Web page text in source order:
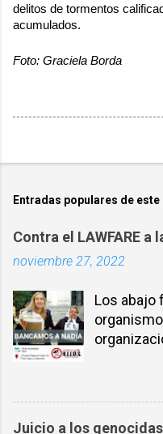
delitos de tormentos
acumulados.
Foto: Graciela Borda
Entradas populares de este
Contra el LAWFARE a
noviembre 27, 2022
Los abajo
nuestra
Juicio a los